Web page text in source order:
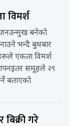
विमर्श
बनेको
भन्दै बुधबार
एकता विमर्श
समूहले २९
बताएको
गरे